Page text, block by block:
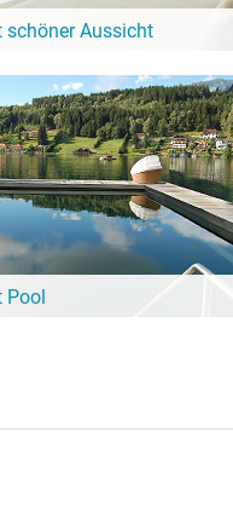
schöner Aussicht
Diese Hotels in der Nähe von der
großartige Aussicht!
Pool